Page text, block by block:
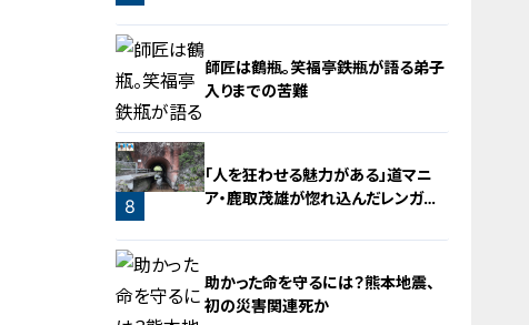
5
7
師匠は鶴瓶。笑福亭鉄瓶が語る弟子
入りまでの苦難
8
「人を狂わせる魅力がある」道マニ
ア・鹿取茂雄が惚れ込んだレンガの
助かった命を守るには？熊本地震、
初の災害関連死か